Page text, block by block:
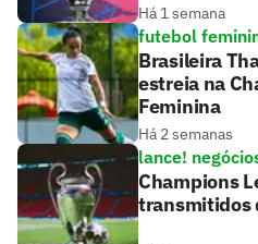
Há 1 semana
futebol
Brasileira
estreia na
Feminina
Há 2 semanas
lance!
Champions
transmitidos